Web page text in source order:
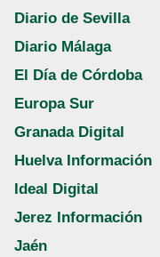
Diario de Sevilla
Diario Málaga
El Día de Córdoba
Europa Sur
Granada Digital
Huelva Información
Ideal Digital
Jerez Información
Jaén